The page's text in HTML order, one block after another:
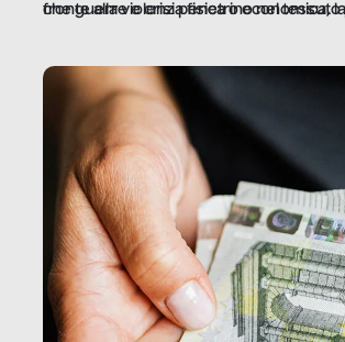
che guerre e crisi penetrino nel tessuto
fronte alla violenza fisica o economica,